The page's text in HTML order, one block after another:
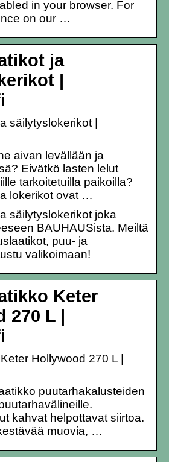
in your browser. For
on our …
ja
|
säilytyslokerikot |
aivan levällään ja
Eivätkö lasten lelut
tarkoitetuilla paikoilla?
lokerikot ovat …
säilytyslokerikot joka
BAUHAUSista. Meiltä
puu- ja
valikoimaan!
Keter
270 L |
Hollywood 270 L |
puutarhakalusteiden
kahvat helpottavat siirtoa.
muovia, …